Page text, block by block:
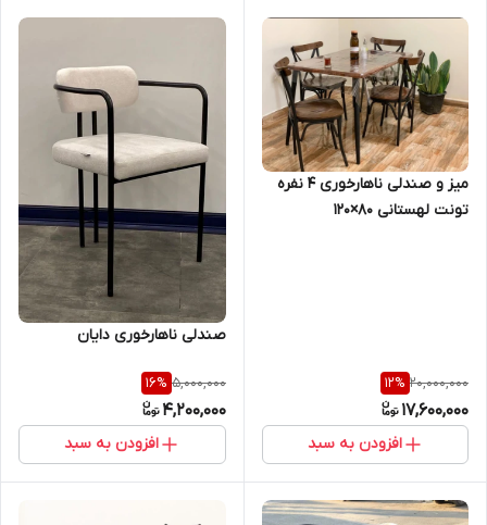
میز و صندلی ناهارخوری ۴ نفره
تونت لهستانی ۸۰×۱۲۰
20,000,000
12%
17,600,000
افزودن به سبد
صندلی ناهارخوری دایان
5,000,000
16%
4,200,000
افزودن به سبد